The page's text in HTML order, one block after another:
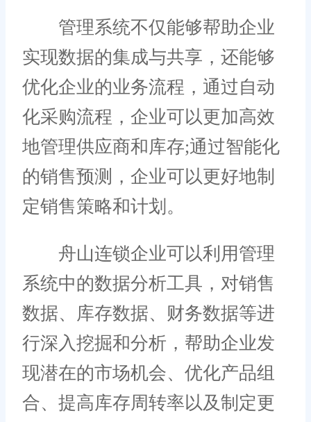
管理系统不仅能够帮助企业
实现数据的集成与共享，还能够
优化企业的业务流程，通过自动
化采购流程，企业可以更加高效
地管理供应商和库存;通过智能化
的销售预测，企业可以更好地制
定销售策略和计划。
舟山连锁企业可以利用管理
系统中的数据分析工具，对销售
数据、库存数据、财务数据等进
行深入挖掘和分析，帮助企业发
现潜在的市场机会、优化产品组
合、提高库存周转率以及制定更